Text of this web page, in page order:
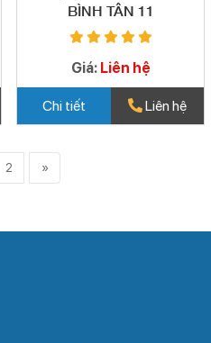
BÌNH TÂN 11
Giá: Liên hệ
Chi tiết Liên hệ
2 »